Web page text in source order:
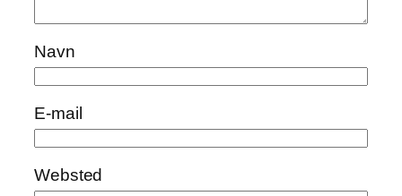
Navn
E-mail
Websted